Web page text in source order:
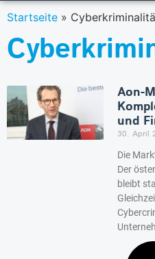
Startseite »
Aon-
und
30. April
Die
Der
bleibt